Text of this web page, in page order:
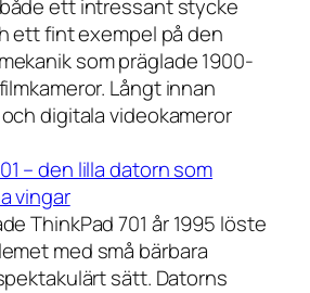
ett intressant stycke
ett fint exempel på den
som präglade 1900-
Långt innan
digitala videokameror
– den lilla datorn som
vingar
ThinkPad 701 år 1995 löste
med små bärbara
sätt. Datorns